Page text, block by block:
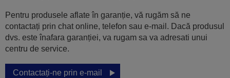
Pentru produsele aflate în garanție, vă rugăm să ne
contactați prin chat online, telefon sau e-mail. Dacă produsul
dvs. este înafara garanției, va rugam sa va adresati unui
centru de service.
Contactați-ne prin e-mail